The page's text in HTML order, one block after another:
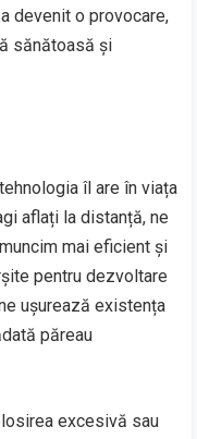
devenit o provocare,
sănătoasă și
îl are în viața
aflați la distanță, ne
mai eficient și
pentru dezvoltare
ușurează existența
păreau
excesivă sau